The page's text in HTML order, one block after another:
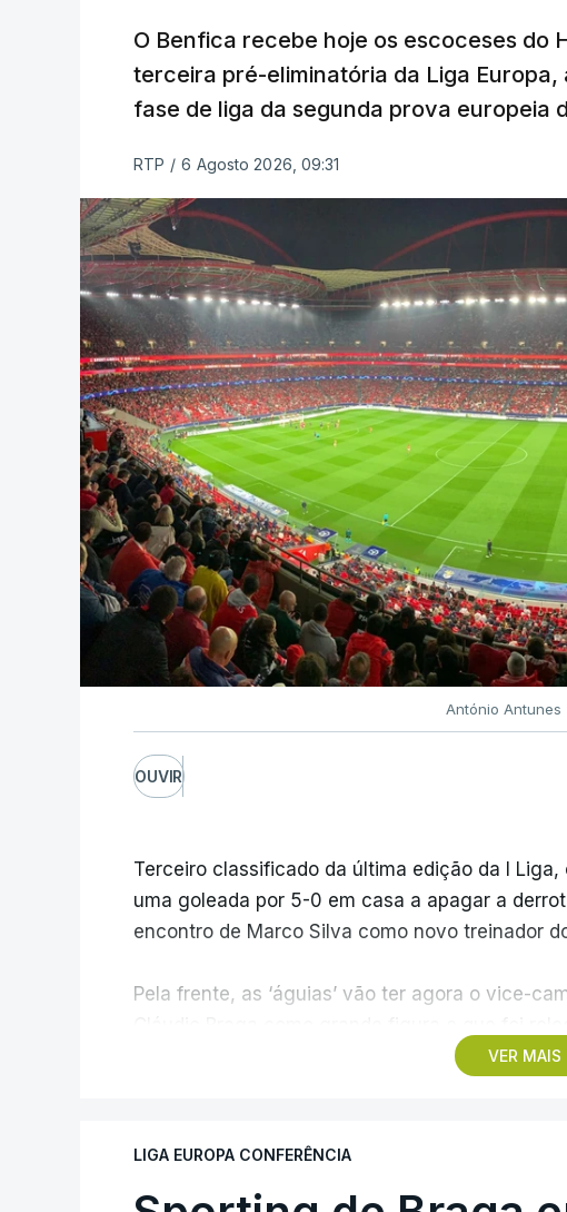
O Benfica recebe hoje os escoceses do
terceira pré-eliminatória da Liga
fase de liga da segunda prova europeia
RTP / 6 Agosto 2026, 09:31
António Antunes
OUVIR
VER MAIS
Terceiro classificado da última edição da I
uma goleada por 5-0 em casa a apagar a
encontro de Marco Silva como novo treinador
Pela frente, as ‘águias’ vão ter agora o vice-
dos Campeões, depois de serem eliminados
Caso se qualifique, o Benfica vai encontrar outra
LIGA EUROPA CONFERÊNCIA